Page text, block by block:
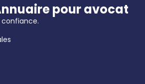
pour avocat
confiance.